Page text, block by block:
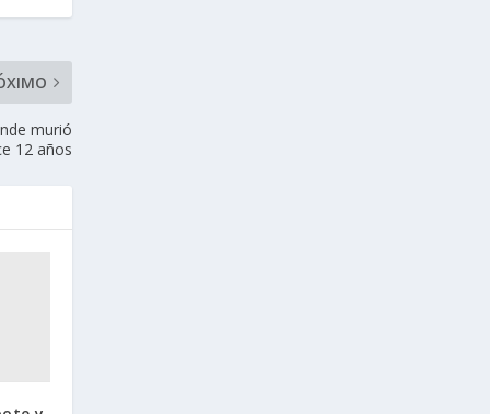
murió
12 años